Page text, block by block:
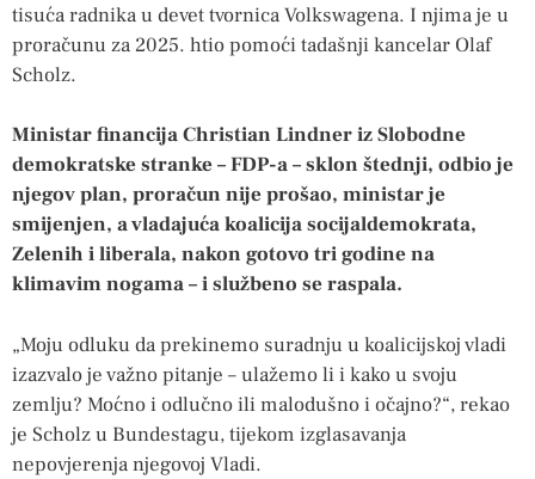
tisuća radnika u devet tvornica Volkswagena. I njima je u
proračunu za 2025. htio pomoći tadašnji kancelar Olaf
Scholz.
Ministar financija Christian Lindner iz Slobodne
demokratske stranke – FDP-a – sklon štednji, odbio je
njegov plan, proračun nije prošao, ministar je
smijenjen, a vladajuća koalicija socijaldemokrata,
Zelenih i liberala, nakon gotovo tri godine na
klimavim nogama – i službeno se raspala.
„Moju odluku da prekinemo suradnju u koalicijskoj vladi
izazvalo je važno pitanje – ulažemo li i kako u svoju
zemlju? Moćno i odlučno ili malodušno i očajno?“, rekao
je Scholz u Bundestagu, tijekom izglasavanja
nepovjerenja njegovoj Vladi.